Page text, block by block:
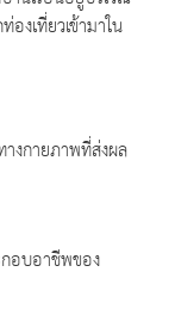
งเที่ยวเข้ามาใน
งกายภาพที่ส่งผล
อบอาชีพของ